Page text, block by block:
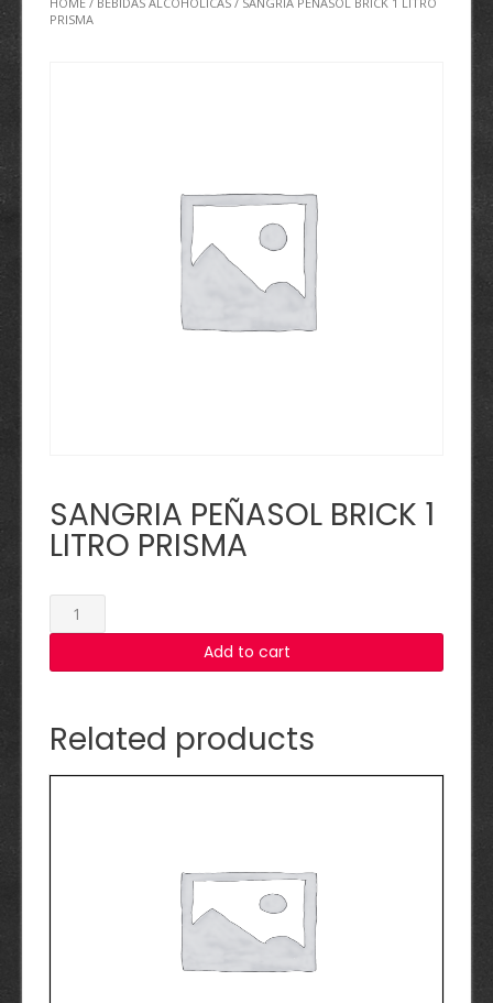
PRISMA
SANGRIA PEÑASOL BRICK 1
LITRO PRISMA
SANGRIA
PEÑASOL
1
PRISMA
quantity
Add to cart
Related products